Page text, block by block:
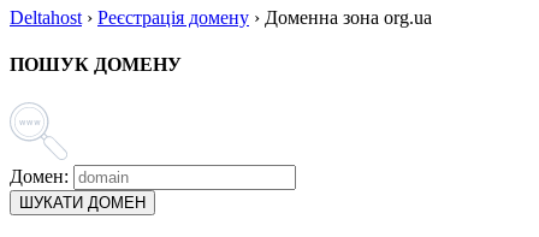
Deltahost › Реєстрація домену › Доменна зона org.ua
ПОШУК ДОМЕНУ
Домен:
ШУКАТИ ДОМЕН